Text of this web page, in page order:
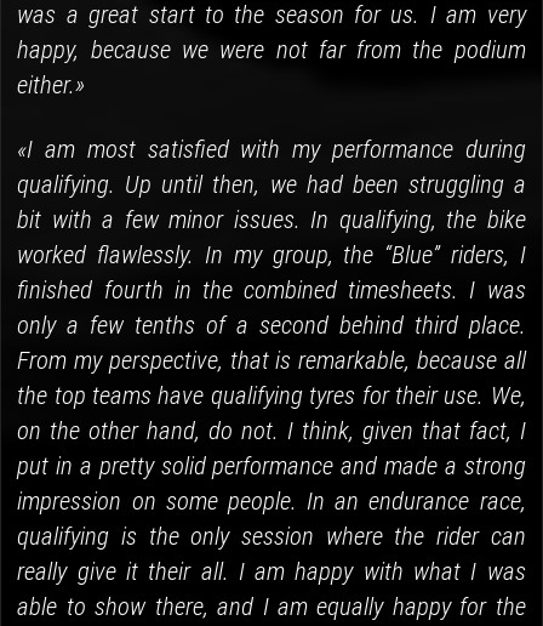
was a great start to the season for us. I am very
happy, because we were not far from the podium
either.»
«I am most satisfied with my performance during
qualifying. Up until then, we had been struggling a
bit with a few minor issues. In qualifying, the bike
worked flawlessly. In my group, the “Blue” riders, I
finished fourth in the combined timesheets. I was
only a few tenths of a second behind third place.
From my perspective, that is remarkable, because all
the top teams have qualifying tyres for their use. We,
on the other hand, do not. I think, given that fact, I
put in a pretty solid performance and made a strong
impression on some people. In an endurance race,
qualifying is the only session where the rider can
really give it their all. I am happy with what I was
able to show there, and I am equally happy for the